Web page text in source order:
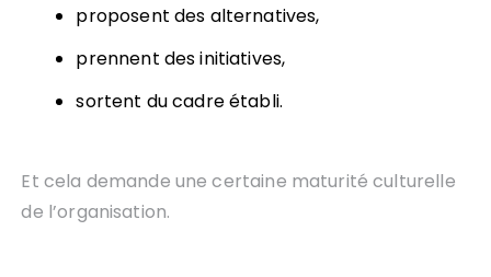
proposent des alternatives,
prennent des initiatives,
sortent du cadre établi.
Et cela demande une certaine maturité culturelle
de l’organisation.